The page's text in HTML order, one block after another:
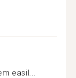
easil...